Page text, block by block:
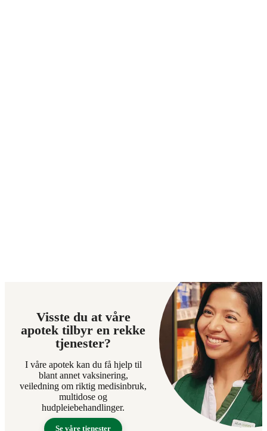
Visste du at våre
apotek tilbyr en rekke
tjenester?
I våre apotek kan du få hjelp til
blant annet vaksinering,
veiledning om riktig medisinbruk,
multidose og
hudpleiebehandlinger.
Se våre tjenester